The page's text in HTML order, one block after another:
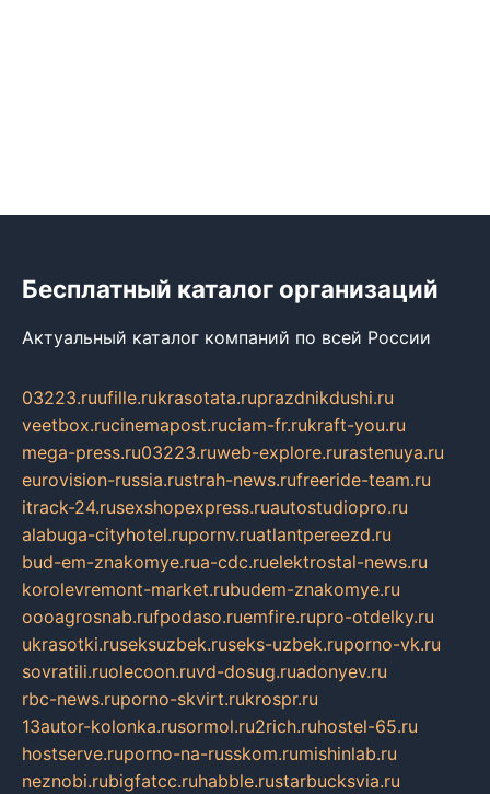
Бесплатный каталог организаций
Актуальный каталог компаний по всей России
03223.ruufille.rukrasotata.ruprazdnikdushi.ru
veetbox.rucinemapost.ruciam-fr.rukraft-you.ru
mega-press.ru03223.ruweb-explore.rurastenuya.ru
eurovision-russia.rustrah-news.rufreeride-team.ru
itrack-24.rusexshopexpress.ruautostudiopro.ru
alabuga-cityhotel.rupornv.ruatlantpereezd.ru
bud-em-znakomye.rua-cdc.ruelektrostal-news.ru
korolevremont-market.rubudem-znakomye.ru
oooagrosnab.rufpodaso.ruemfire.rupro-otdelky.ru
ukrasotki.ruseksuzbek.ruseks-uzbek.ruporno-vk.ru
sovratili.ruolecoon.ruvd-dosug.ruadonyev.ru
rbc-news.ruporno-skvirt.rukrospr.ru
13autor-kolonka.rusormol.ru2rich.ruhostel-65.ru
hostserve.ruporno-na-russkom.rumishinlab.ru
neznobi.rubigfatcc.ruhabble.rustarbucksvia.ru